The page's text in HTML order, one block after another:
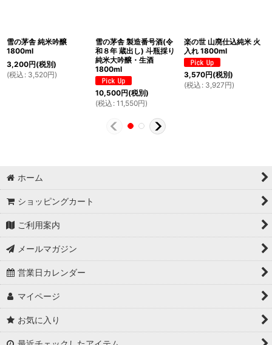
雪の茅舎 純米吟醸
1800ml
3,200円(税別)
(税込 : 3,520円)
雪の茅舎 製造番号酒(令
和８年 蔵出し) 斗瓶採り
純米大吟醸・生酒
1800ml
10,500円(税別)
(税込 : 11,550円)
楽の世 山廃仕込純米 火
入れ 1800ml
3,570円(税別)
(税込 : 3,927円)
ホーム
ショッピングカート
ご利用案内
メールマガジン
営業日カレンダー
マイページ
お気に入り